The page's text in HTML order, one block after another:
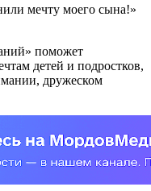
мечту моего сына!»
поможет
детей и подростков,
дружеском